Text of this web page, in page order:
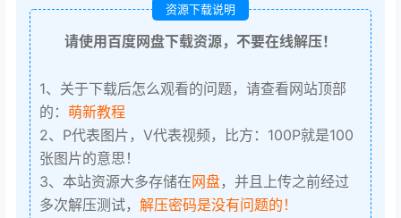
资源下载说明
请使用百度网盘下载资源，不要在线解压！
1、关于下载后怎么观看的问题，请查看网站顶部
的： 萌新教程
2、P代表图片，V代表视频，比方：100P就是100
张图片的意思！
3、本站资源大多存储在网盘，并且上传之前经过
多次解压测试， 解压密码是没有问题的！